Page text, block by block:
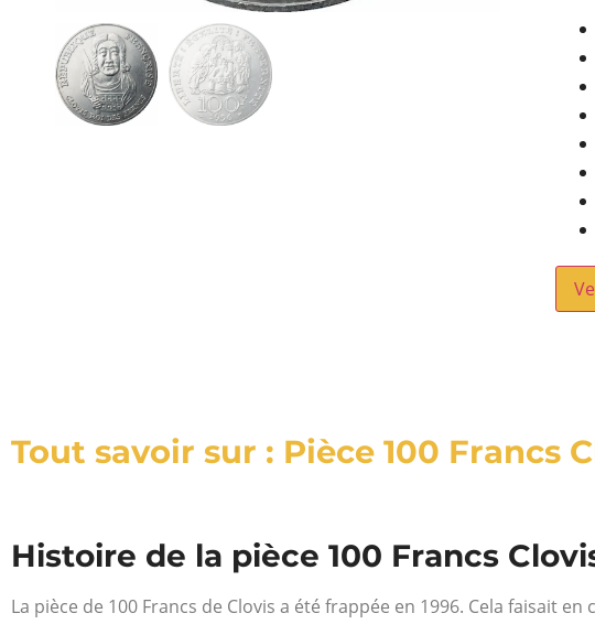
Tout savoir sur : Pièce 100 Francs
Histoire de la pièce 100 Francs
La pièce de 100 Francs de Clovis a été frappée en 1996. Cela faisait